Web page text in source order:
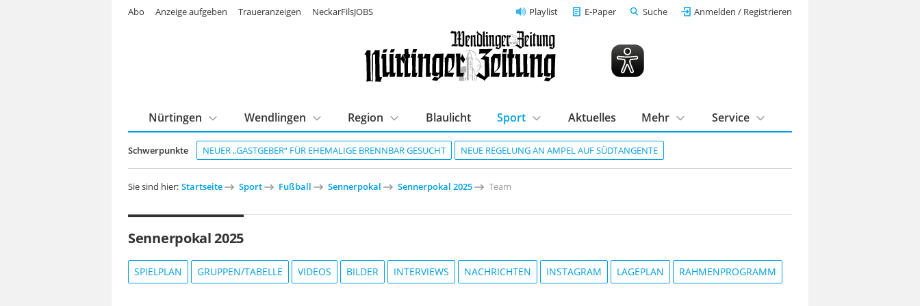
Playlist E-Paper Suche Anmelden / Registrieren
Schwerpunkte NEUER „GASTGEBER“ FÜR EHEMALIGE BRENNBAR GESUCHT NEUE REGELUNG AN AMPEL AUF SÜDTANGENTE
Nürtingen Wendlingen Region Blaulicht Sport Aktuelles Mehr Service
Abo Anzeige aufgeben Traueranzeigen NeckarFilsJOBS
Sie sind hier: Startseite Sport Fußball Sennerpokal Sennerpokal 2025 Team
Sennerpokal 2025
SPIELPLAN GRUPPEN/TABELLE VIDEOS BILDER INTERVIEWS NACHRICHTEN INSTAGRAM LAGEPLAN RAHMENPROGRAMM